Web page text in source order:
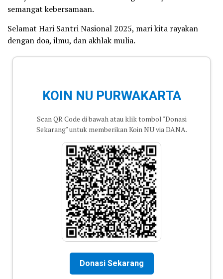
semangat kebersamaan.
Selamat Hari Santri Nasional 2025, mari kita rayakan
dengan doa, ilmu, dan akhlak mulia.
KOIN NU PURWAKARTA
Scan QR Code di bawah atau klik tombol "Donasi
Sekarang" untuk memberikan Koin NU via DANA.
Donasi Sekarang